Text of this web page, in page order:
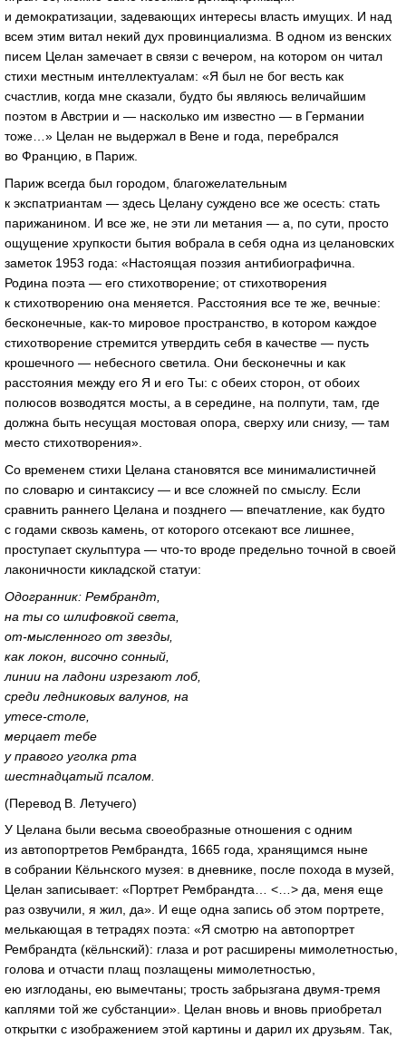
и демократизации, задевающих интересы власть имущих. И над
всем этим витал некий дух провинциализма. В одном из венских
писем Целан замечает в связи с вечером, на котором он читал
стихи местным интеллектуалам: «Я был не бог весть как
счастлив, когда мне сказали, будто бы являюсь величайшим
поэтом в Австрии и — насколько им известно — в Германии
тоже…» Целан не выдержал в Вене и года, перебрался
во Францию, в Париж.
Париж всегда был городом, благожелательным
к экспатриантам — здесь Целану суждено все же осесть: стать
парижанином. И все же, не эти ли метания — а, по сути, просто
ощущение хрупкости бытия вобрала в себя одна из целановских
заметок 1953 года: «Настоящая поэзия антибиографична.
Родина поэта — его стихотворение; от стихотворения
к стихотворению она меняется. Расстояния все те же, вечные:
бесконечные, как-то мировое пространство, в котором каждое
стихотворение стремится утвердить себя в качестве — пусть
крошечного — небесного светила. Они бесконечны и как
расстояния между его Я и его Ты: с обеих сторон, от обоих
полюсов возводятся мосты, а в середине, на полпути, там, где
должна быть несущая мостовая опора, сверху или снизу, — там
место стихотворения».
Со временем стихи Целана становятся все минималистичней
по словарю и синтаксису — и все сложней по смыслу. Если
сравнить раннего Целана и позднего — впечатление, как будто
с годами сквозь камень, от которого отсекают все лишнее,
проступает скульптура — что-то вроде предельно точной в своей
лаконичности кикладской статуи:
Одогранник: Рембрандт,
на ты со шлифовкой света,
от-мысленного от звезды,
как локон, височно сонный,
линии на ладони изрезают лоб,
среди ледниковых валунов, на
утесе-столе
мерцает тебе
у правого уголка рта
шестнадцатый псалом.
(Перевод В. Летучего)
У Целана были весьма своеобразные отношения с одним
из автопортретов Рембрандта, 1665 года, хранящимся ныне
в собрании Кёльнского музея: в дневнике, после похода в музей,
Целан записывает: «Портрет Рембрандта… <…> да, меня еще
раз озвучили, я жил, да». И еще одна запись об этом портрете,
мелькающая в тетрадях поэта: «Я смотрю на автопортрет
Рембрандта (кёльнский): глаза и рот расширены мимолетностью,
голова и отчасти плащ позлащены мимолетностью,
ею изглоданы, ею вымечтаны; трость забрызгана двумя-тремя
каплями той же субстанции». Целан вновь и вновь приобретал
открытки с изображением этой картины и дарил их друзьям. Так,